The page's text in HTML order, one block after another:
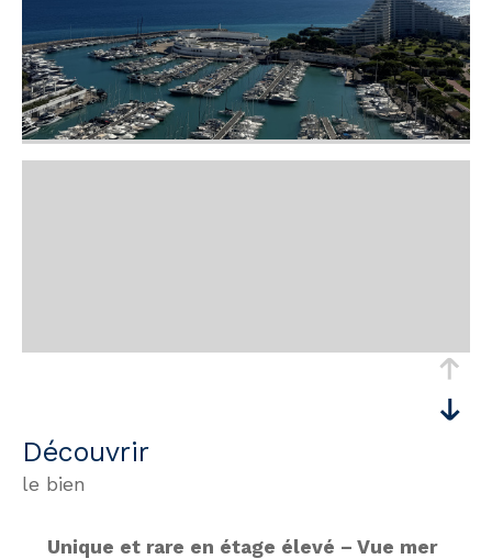
découvrir
le bien
Unique et rare en étage élevé – Vue mer